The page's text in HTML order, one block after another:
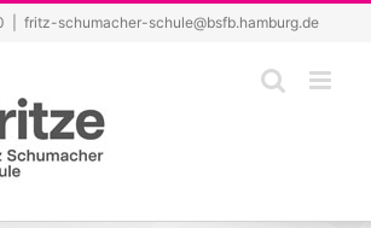
fritz-schumacher-schule@bsfb.hamburg.de